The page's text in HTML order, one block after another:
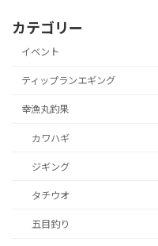
カテゴリー
イベント
ティップランエギング
幸漁丸釣果
カワハギ
ジギング
タチウオ
五目釣り